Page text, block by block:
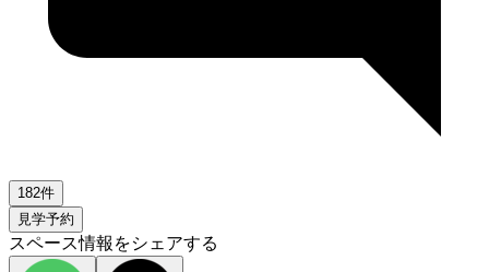
182件
見学予約
スペース情報をシェアする